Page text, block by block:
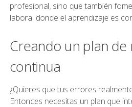
profesional, sino que también
laboral donde el aprendizaje es
Creando un plan de
continua
¿Quieres que tus errores
Entonces necesitas un plan que